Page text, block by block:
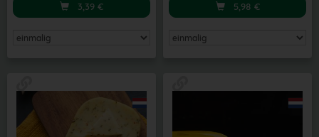
3,39 € 5,98 €